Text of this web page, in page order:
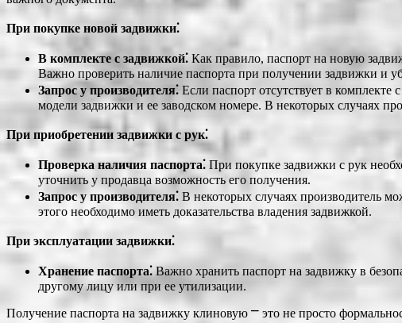
При покупке новой задвижки⁚
В комплекте с задвижкой⁚ Как правило, паспорт на новую
Важно проверить наличие паспорта при получении задвижки и
Запрос у производителя⁚ Если паспорт отсутствует в
модели задвижки и ее заводском номере. В некоторых случаях
При приобретении задвижки с рук⁚
Проверка наличия паспорта⁚ При покупке задвижки с рук
уточнить у продавца возможность его получения.
Запрос у производителя⁚ В некоторых случаях производитель
этого необходимо иметь доказательства владения задвижкой.
При эксплуатации задвижки⁚
Хранение паспорта⁚Важно хранить паспорт на задвижку в
другому лицу или при ее утилизации.
Получение паспорта на задвижку клиновую ⎻ это не просто